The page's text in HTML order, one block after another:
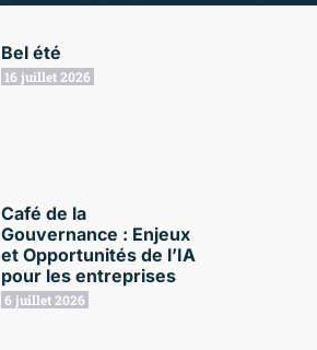
Bel été
16 juillet 2026
Café de la
Gouvernance : Enjeux
et Opportunités de l’IA
pour les entreprises
6 juillet 2026